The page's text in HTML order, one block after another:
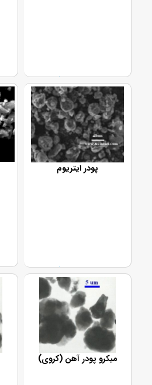
تماس بگیرید
پودر ایتریوم
تماس بگیرید
میکرو پودر آهن (کروی)